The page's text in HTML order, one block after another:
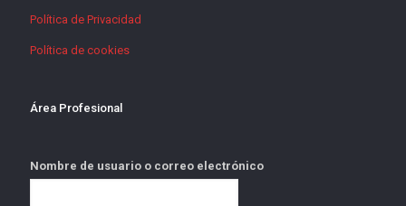
Política de Privacidad
Política de cookies
Área Profesional
Nombre de usuario o correo electrónico